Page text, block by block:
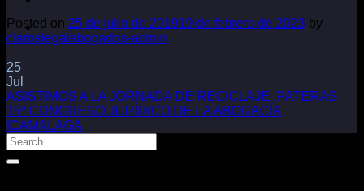
Posted on 25 de julio de 201919 de febrero de 2023 by
claroslegalabogados-admin
25
Jul
ASISTIMOS A LA JORNADA DE RECICLAJE .PATERAS
15º CONGRESO JURÍDICO DE LA ABOGACÍA
ICAMALAGA